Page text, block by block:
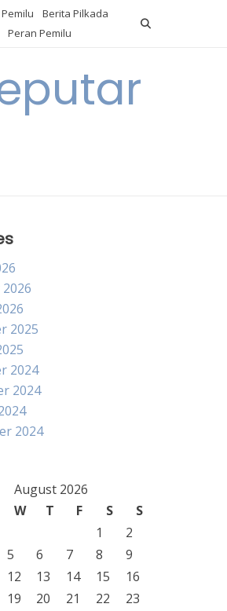
Berita Pilkada
Peran Pemilu
2025
2024
2024
2024
August 2026
W T F S
S
1
2
5 6 7 8
9
12 13 14 15
16
19 20 21 22
23